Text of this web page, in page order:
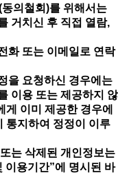
동의철회)를 위해서는
거치신 후 직접 열람,
화 또는 이메일로 연락
을 요청하신 경우에는
이용 또는 제공하지 않
이미 제공한 경우에
통지하여 정정이 이루
는 삭제된 개인정보는
이용기간”에 명시된 바